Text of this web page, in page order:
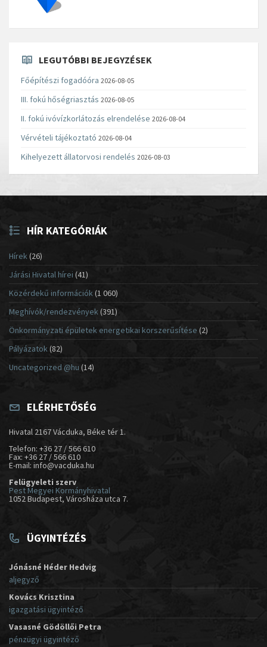
LEGUTÓBBI BEJEGYZÉSEK
Főépítészi fogadóóra 2026-08-05
III. fokú hőségriasztás 2026-08-05
II. fokú ivóvízkorlátozás elrendelése 2026-08-04
Vérvételi tájékoztató 2026-08-04
Kihelyezett állatorvosi rendelés 2026-08-03
HÍR KATEGÓRIÁK
Hírek(26)
Járási Hivatal hírei (41)
Közérdekű információk(1 060)
Meghívók/rendezvények (391)
Önkormányzati épületek energetikai korszerűsítése (2)
Pályázatok (82)
Uncategorized @hu (14)
ELÉRHETŐSÉG
Hivatal 2167 Vácduka, Béke tér 1.
Telefon: +36 27 / 566 610
Fax: +36 27 / 566 610
E-mail: info@vacduka.hu
Felügyeleti szerv
Pest Megyei Kormányhivatal
1052 Budapest, Városháza utca 7.
ÜGYINTÉZÉS
Jónásné Héder Hedvig
aljegyző
Kovács Krisztina
igazgatási ügyintéző
Vasasné Gödöllői Petra
pénzügyi ügyintéző